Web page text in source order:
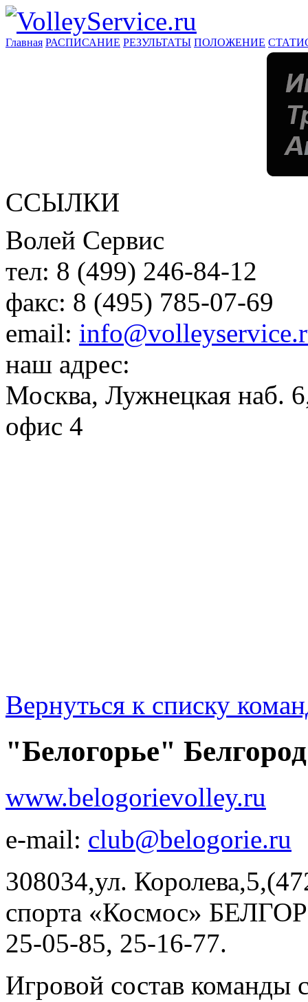
Главная РАСПИСАНИЕ РЕЗУЛЬТАТЫ ПОЛОЖЕНИЕ
ССЫЛКИ
Волей Сервис
тел: 8 (499) 246-84-12
факс: 8 (495) 785-07-69
email:
наш адрес:
Москва, Лужнецкая наб.
офис 4
Вернуться к списку
"Белогорье" Белгород
www.belogorievolley.ru
e-mail: club@belogorie.ru
308034,ул.
спорта «Космос»
25-05-85, 25-16-77.
Игровой состав команды